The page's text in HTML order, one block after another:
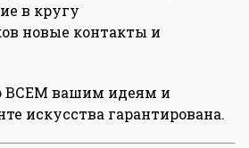
в кругу
новые контакты и
ВСЕМ вашим идеям и
искусства гарантирована.